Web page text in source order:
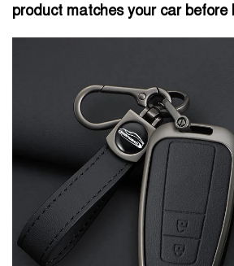
product matches your car before